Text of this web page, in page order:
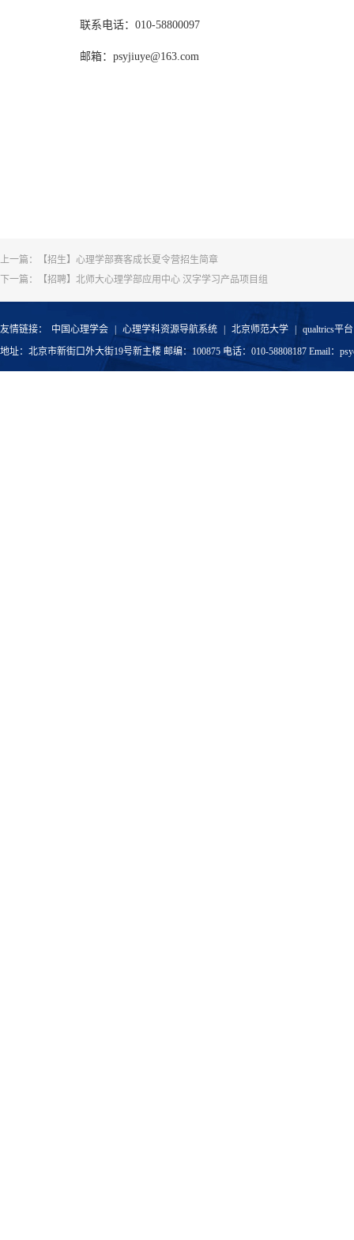
联系电话： 010-58800097
邮箱： psyjiuye@163.com
上一篇：
【招生】心理学部赛客成长夏令营招生简章
下一篇：
【招聘】北师大心理学部应用中心 汉字学习产品项目组
友情链接： 中国心理学会 心理学科资源导航系统 北京师范大学
qualtrics平台
地址：北京市新街口外大街19号新主楼 邮编：100875 电话：010-58808187 Email：